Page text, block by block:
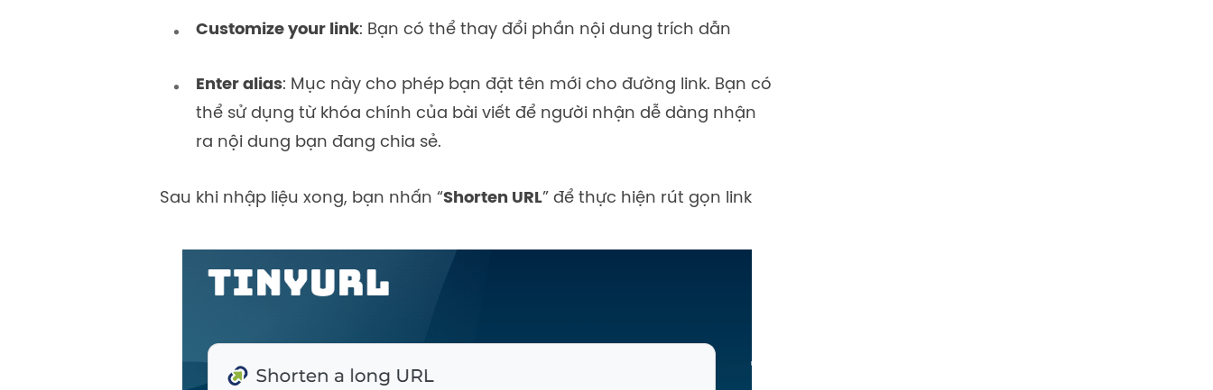
Customize your link: Bạn có thể thay đổi phần nội dung trích dẫn
Enter alias: Mục này cho phép bạn đặt tên mới cho đường link. Bạn có
thể sử dụng từ khóa chính của bài viết để người nhận dễ dàng nhận
ra nội dung bạn đang chia sẻ.
Sau khi nhập liệu xong, bạn nhấn “Shorten URL” để thực hiện rút gọn link